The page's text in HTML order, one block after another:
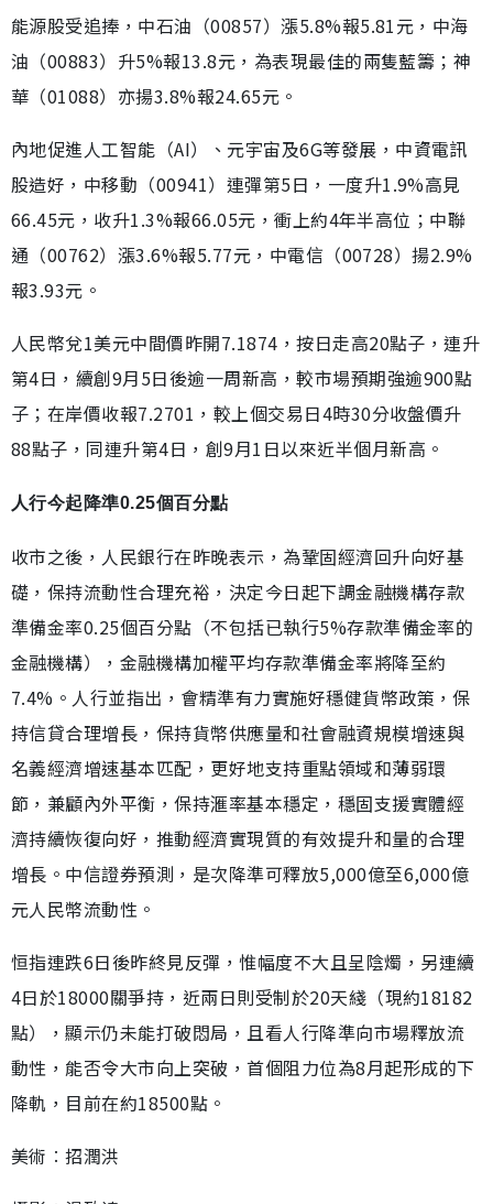
能源股受追捧，中石油（00857）漲5.8%報5.81元，中海
油（00883）升5%報13.8元，為表現最佳的兩隻藍籌；神
華（01088）亦揚3.8%報24.65元。
內地促進人工智能（AI）、元宇宙及6G等發展，中資電訊
股造好，中移動（00941）連彈第5日，一度升1.9%高見
66.45元，收升1.3%報66.05元，衝上約4年半高位；中聯
通（00762）漲3.6%報5.77元，中電信（00728）揚2.9%
報3.93元。
人民幣兌1美元中間價昨開7.1874，按日走高20點子，連升
第4日，續創9月5日後逾一周新高，較市場預期強逾900點
子；在岸價收報7.2701，較上個交易日4時30分收盤價升
88點子，同連升第4日，創9月1日以來近半個月新高。
人行今起降準0.25個百分點
收市之後，人民銀行在昨晚表示，為鞏固經濟回升向好基
礎，保持流動性合理充裕，決定今日起下調金融機構存款
準備金率0.25個百分點（不包括已執行5%存款準備金率的
金融機構），金融機構加權平均存款準備金率將降至約
7.4%。人行並指出，會精準有力實施好穩健貨幣政策，保
持信貸合理增長，保持貨幣供應量和社會融資規模增速與
名義經濟增速基本匹配，更好地支持重點領域和薄弱環
節，兼顧內外平衡，保持滙率基本穩定，穩固支援實體經
濟持續恢復向好，推動經濟實現質的有效提升和量的合理
增長。中信證券預測，是次降準可釋放5,000億至6,000億
元人民幣流動性。
恒指連跌6日後昨終見反彈，惟幅度不大且呈陰燭，另連續
4日於18000關爭持，近兩日則受制於20天綫（現約18182
點），顯示仍未能打破悶局，且看人行降準向市場釋放流
動性，能否令大市向上突破，首個阻力位為8月起形成的下
降軌，目前在約18500點。
美術︰招潤洪